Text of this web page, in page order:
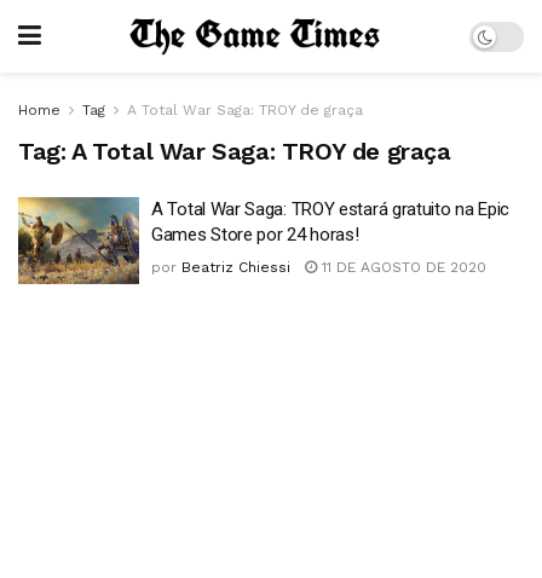
Home Tag A Total War Saga: TROY de graça
Tag: A Total War Saga: TROY de graça
A Total War Saga: TROY estará gratuito na Epic
Games Store por 24 horas!
por Beatriz Chiessi 11 DE AGOSTO DE 2020